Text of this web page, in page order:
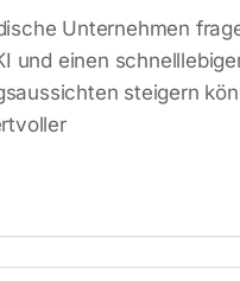
Unternehmen
und einen
steigern